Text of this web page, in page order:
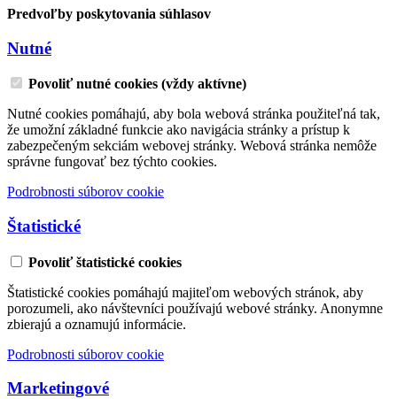
Predvoľby poskytovania súhlasov
Nutné
Povoliť nutné cookies (vždy aktívne)
Nutné cookies pomáhajú, aby bola webová stránka použiteľná tak,
že umožní základné funkcie ako navigácia stránky a prístup k
zabezpečeným sekciám webovej stránky. Webová stránka nemôže
správne fungovať bez týchto cookies.
Podrobnosti súborov cookie
Štatistické
Povoliť štatistické cookies
Štatistické cookies pomáhajú majiteľom webových stránok, aby
porozumeli, ako návštevníci používajú webové stránky. Anonymne
zbierajú a oznamujú informácie.
Podrobnosti súborov cookie
Marketingové